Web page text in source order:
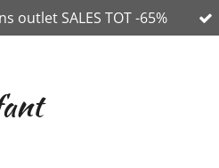
outlet SALES TOT -65%